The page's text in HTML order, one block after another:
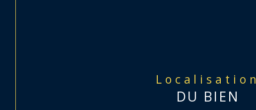
Localisation
DU BIEN